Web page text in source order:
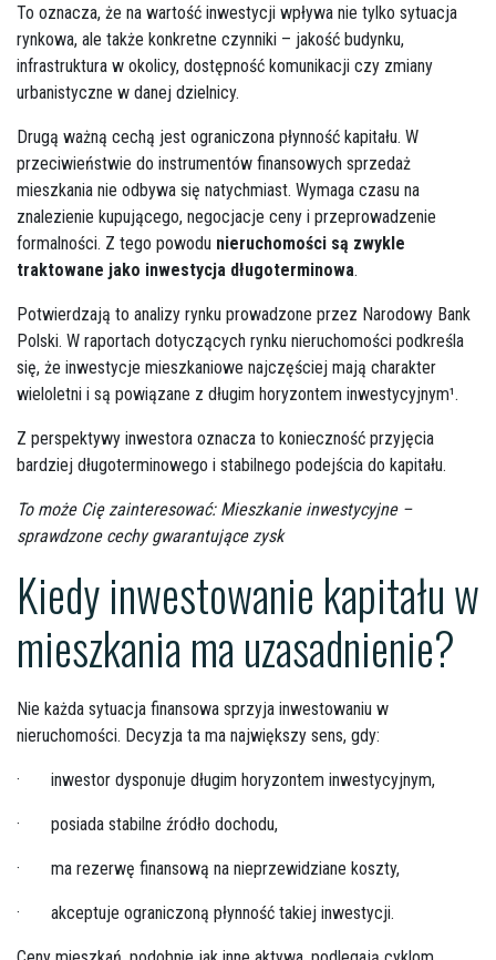
To oznacza, że na wartość inwestycji wpływa nie tylko sytuacja
rynkowa, ale także konkretne czynniki – jakość budynku,
infrastruktura w okolicy, dostępność komunikacji czy zmiany
urbanistyczne w danej dzielnicy.
Drugą ważną cechą jest ograniczona płynność kapitału. W
przeciwieństwie do instrumentów finansowych sprzedaż
mieszkania nie odbywa się natychmiast. Wymaga czasu na
znalezienie kupującego, negocjacje ceny i przeprowadzenie
formalności. Z tego powodu nieruchomości są zwykle
traktowane jako inwestycja długoterminowa.
Potwierdzają to analizy rynku prowadzone przez Narodowy Bank
Polski. W raportach dotyczących rynku nieruchomości podkreśla
się, że inwestycje mieszkaniowe najczęściej mają charakter
wieloletni i są powiązane z długim horyzontem inwestycyjnym¹.
Z perspektywy inwestora oznacza to konieczność przyjęcia
bardziej długoterminowego i stabilnego podejścia do kapitału.
To może Cię zainteresować: Mieszkanie inwestycyjne –
sprawdzone cechy gwarantujące zysk
Kiedy inwestowanie kapitału w
mieszkania ma uzasadnienie?
Nie każda sytuacja finansowa sprzyja inwestowaniu w
nieruchomości. Decyzja ta ma największy sens, gdy:
· inwestor dysponuje długim horyzontem inwestycyjnym,
· posiada stabilne źródło dochodu,
· ma rezerwę finansową na nieprzewidziane koszty,
· akceptuje ograniczoną płynność takiej inwestycji.